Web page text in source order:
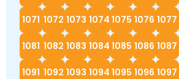
1071 1072 1073 1074 1075 1076 1077
1081 1082 1083 1084 1085 1086 1087
1091 1092 1093 1094 1095 1096 1097